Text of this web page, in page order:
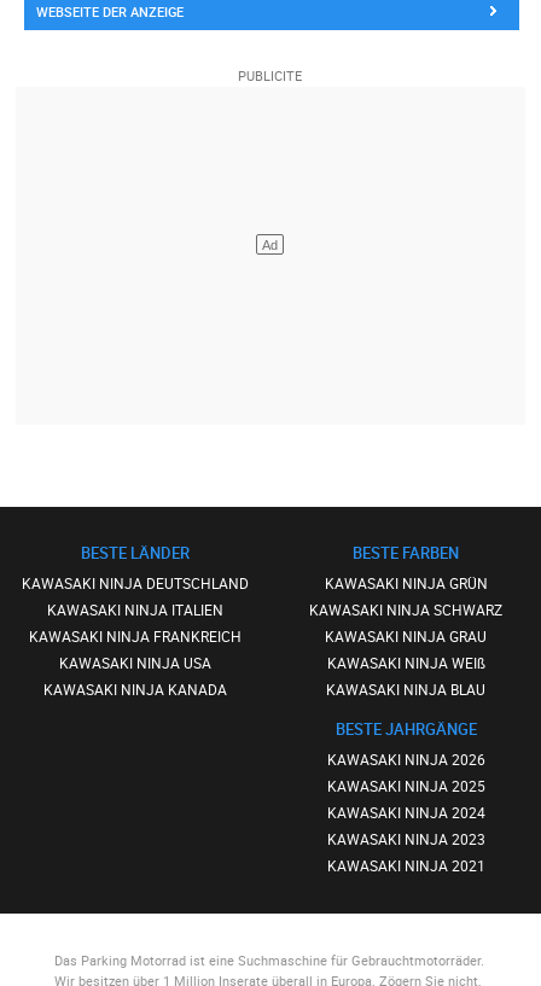
WEBSEITE DER ANZEIGE
BESTE LÄNDER
KAWASAKI NINJA DEUTSCHLAND
KAWASAKI NINJA ITALIEN
KAWASAKI NINJA FRANKREICH
KAWASAKI NINJA USA
KAWASAKI NINJA KANADA
BESTE FARBEN
KAWASAKI NINJA GRÜN
KAWASAKI NINJA SCHWARZ
KAWASAKI NINJA GRAU
KAWASAKI NINJA WEIß
KAWASAKI NINJA BLAU
BESTE JAHRGÄNGE
KAWASAKI NINJA 2026
KAWASAKI NINJA 2025
KAWASAKI NINJA 2024
KAWASAKI NINJA 2023
KAWASAKI NINJA 2021
Das Parking Motorradist eine Suchmaschine für Gebrauchtmotorräder.
Wir besitzen über 1 Million Inserate überall in Europa. Zögern Sie nicht,